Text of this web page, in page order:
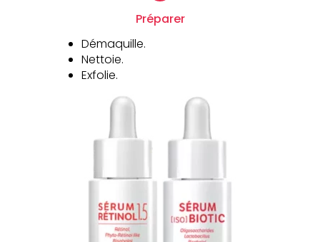
Préparer
Démaquille.
Nettoie.
Exfolie.